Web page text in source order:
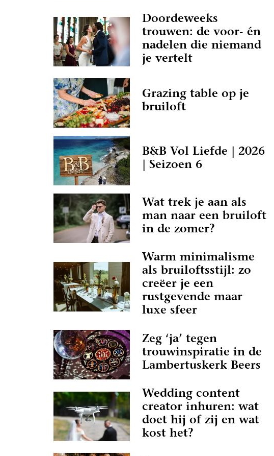
Doordeweeks
trouwen: de voor- én
nadelen die niemand
je vertelt
Grazing table op je
bruiloft
B&B Vol Liefde | 2026
| Seizoen 6
Wat trek je aan als
man naar een bruiloft
in de zomer?
Warm minimalisme
als bruiloftsstijl: zo
creëer je een
rustgevende maar
luxe sfeer
Zeg ‘ja’ tegen
trouwinspiratie in de
Lambertuskerk Beers
Wedding content
creator inhuren: wat
doet hij of zij en wat
kost het?